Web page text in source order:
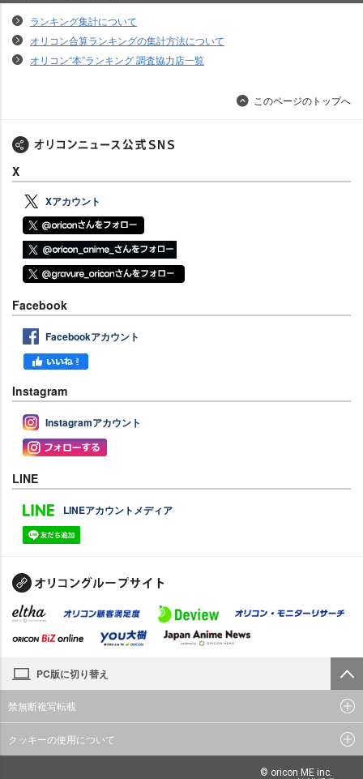
ランキング集計について
オリコン合算ランキングの集計方法について
オリコン“本”ランキング 調査協力店一覧
このページのトップへ
X
Xアカウント
Facebook
Facebookアカウント
Instagram
Instagramアカウント
LINE
LINEアカウントメディア
PC版に切り替え
禁無断複写転載
クッキーの使用について
© oricon ME inc.